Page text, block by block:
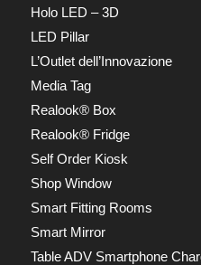
Holo LED – 3D
LED Pillar
L’Outlet dell’Innovazione
Media Tag
Realook® Box
Realook® Fridge
Self Order Kiosk
Shop Window
Smart Fitting Rooms
Smart Mirror
Table ADV Smartphone